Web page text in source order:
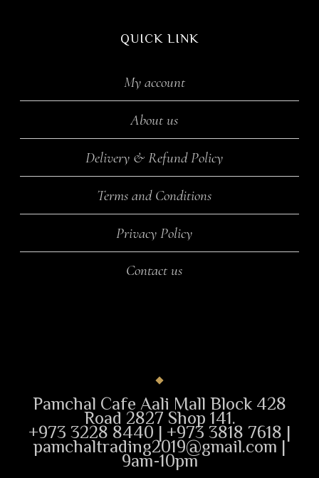
QUICK LINK
My account
About us
Delivery & Refund Policy
Terms and Conditions
Privacy Policy
Contact us
Pamchal Cafe Aali Mall Block 428
Road 2827 Shop 141.
+973 3228 8440 | +973 3818 7618 |
pamchaltrading2019@gmail.com |
9am-10pm